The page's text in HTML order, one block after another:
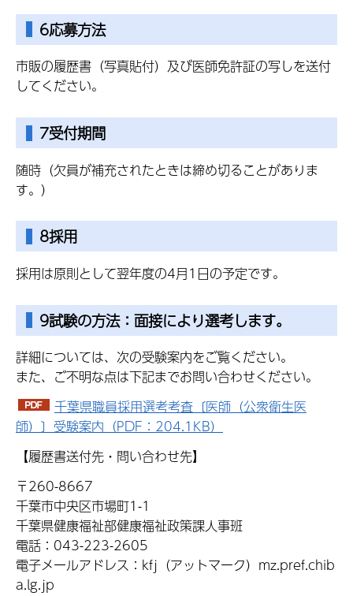
6応募方法
市販の履歴書（写真貼付）及び医師免許証の写しを送付
してください。
7受付期間
随時（欠員が補充されたときは締め切ることがありま
す。）
8採用
採用は原則として翌年度の4月1日の予定です。
9試験の方法：面接により選考します。
詳細については、次の受験案内をご覧ください。
また、ご不明な点は下記までお問い合わせください。
千葉県職員採用選考考査〔医師（公衆衛生医
師）〕受験案内（PDF：204.1KB）
【履歴書送付先・問い合わせ先】
〒260-8667
千葉市中央区市場町1-1
千葉県健康福祉部健康福祉政策課人事班
電話：043-223-2605
電子メールアドレス：kfj（アットマーク）mz.pref.chib
a.lg.jp